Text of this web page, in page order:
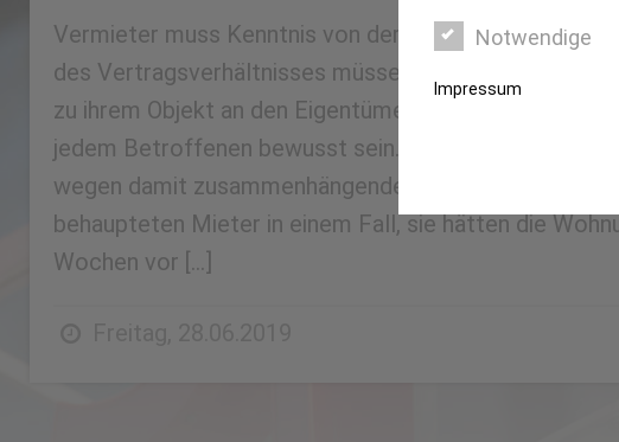
Vermieter muss Kenntnis von der Rückgabe haben
des Vertragsverhältnisses müssen Mieter zwingend
zu ihrem Objekt an den Eigentümer zurückgeben. Das
jedem Betroffenen bewusst sein. Doch immer wieder
wegen damit zusammenhängender Details zu
behaupteten Mieter in einem Fall, sie hätten die
Wochen vor […]
Notwendige
Impressum